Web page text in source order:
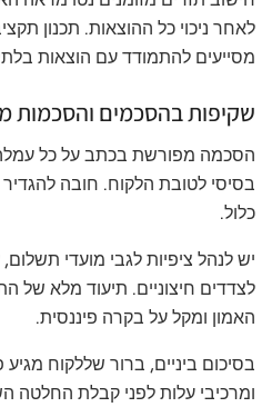
לאחר ניכוי כל ההוצאות. תכנון
מסייעים להתמודד עם הוצאות
שקיפות בהסכמים והסכמות
הסכמה מפורשת בכתב על כל
בסיסי לטובת הלקוח. חובה להגדיר
כלול.
יש לנהל ציפיות לגבי מועדי תשלום,
לצדדים חיצוניים. תיעוד מלא של
האמון ומקל על בקרה פיננסית.
בסיכום ביניים, ברור שללקוח
ומרכיבי עלות לפני קבלת החלטה